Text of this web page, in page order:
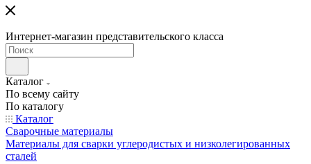
Интернет-магазин представительского класса
Каталог
По всему сайту
По каталогу
Каталог
Сварочные материалы
Материалы для сварки углеродистых и низколегированных
сталей